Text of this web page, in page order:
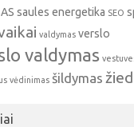
saules energetika SEO
valdymas verslo
valdymas
vėdinimas šildymas